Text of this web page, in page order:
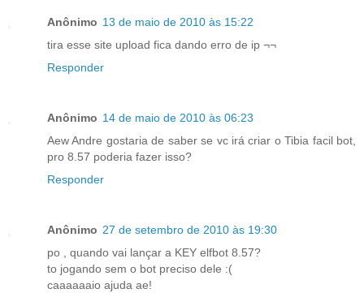
Anônimo 13 de maio de 2010 às 15:22
tira esse site upload fica dando erro de ip ¬¬
Responder
Anônimo 14 de maio de 2010 às 06:23
Aew Andre gostaria de saber se vc irá criar o Tibia facil bot,
pro 8.57 poderia fazer isso?
Responder
Anônimo 27 de setembro de 2010 às 19:30
po , quando vai lançar a KEY elfbot 8.57?
to jogando sem o bot preciso dele :(
caaaaaaio ajuda ae!